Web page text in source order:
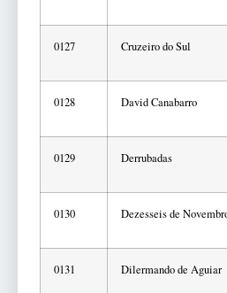
0127 Cruzeiro do Sul
0128 David Canabarro
0129 Derrubadas
0130 Dezesseis de
0131 Dilermando de Aguiar